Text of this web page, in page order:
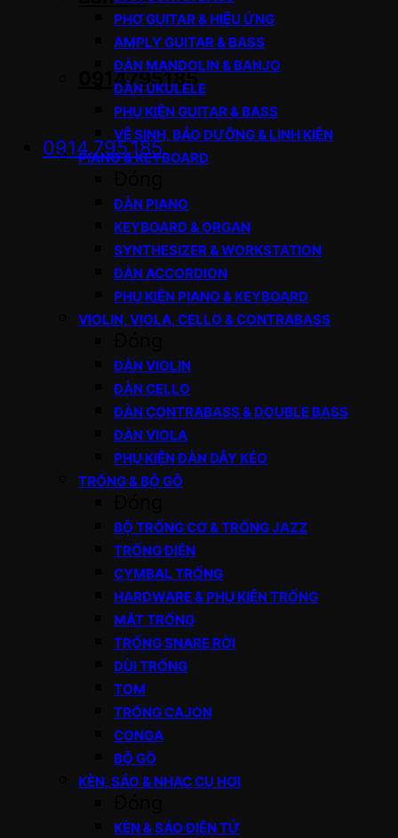
0914795185
0914.795.185
PHƠ GUITAR & HIỆU ỨNG
AMPLY GUITAR & BASS
ĐÀN MANDOLIN & BANJO
ĐÀN UKULELE
PHỤ KIỆN GUITAR & BASS
VỆ SINH, BẢO DƯỠNG & LINH KIỆN
PIANO & KEYBOARD
ĐÀN PIANO
KEYBOARD & ORGAN
SYNTHESIZER & WORKSTATION
ĐÀN ACCORDION
PHỤ KIỆN PIANO & KEYBOARD
VIOLIN, VIOLA, CELLO & CONTRABASS
ĐÀN VIOLIN
ĐÀN CELLO
ĐÀN CONTRABASS & DOUBLE BASS
ĐÀN VIOLA
PHỤ KIỆN ĐÀN DÂY KÉO
TRỐNG & BỘ GÕ
BỘ TRỐNG CƠ & TRỐNG JAZZ
TRỐNG ĐIỆN
CYMBAL TRỐNG
HARDWARE & PHỤ KIỆN TRỐNG
MẶT TRỐNG
TRỐNG SNARE RỜI
DÙI TRỐNG
TOM
TRỐNG CAJON
CONGA
BỘ GÕ
KÈN, SÁO & NHẠC CỤ HƠI
KÈN & SÁO ĐIỆN TỬ